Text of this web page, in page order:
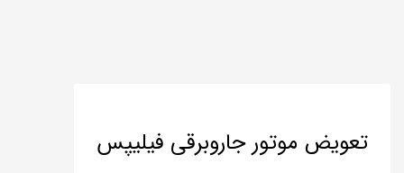
تعویض موتور جاروبرقی فیلیپس